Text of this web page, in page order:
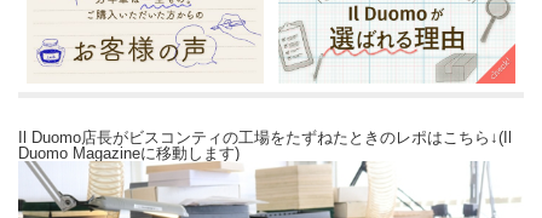
Il Duomo店長がビスコンティの工場をたずねたときのレポはこちら↓(Il
Duomo Magazineに移動します)